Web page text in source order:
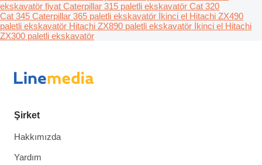
ekskavatör fiyat Caterpillar 315 paletli ekskavatör Cat 320
Cat 345 Caterpillar 365 paletli ekskavatör İkinci el Hitachi ZX490
paletli ekskavatör Hitachi ZX890 paletli ekskavatör İkinci el Hitachi
ZX300 paletli ekskavatör
Şirket
Hakkımızda
Yardım